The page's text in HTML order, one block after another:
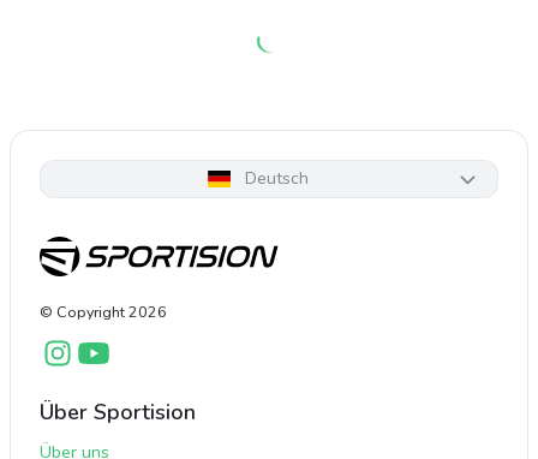
Deutsch
© Copyright2026
Über Sportision
Über uns